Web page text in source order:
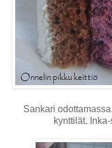
Sankari
kynttilät.